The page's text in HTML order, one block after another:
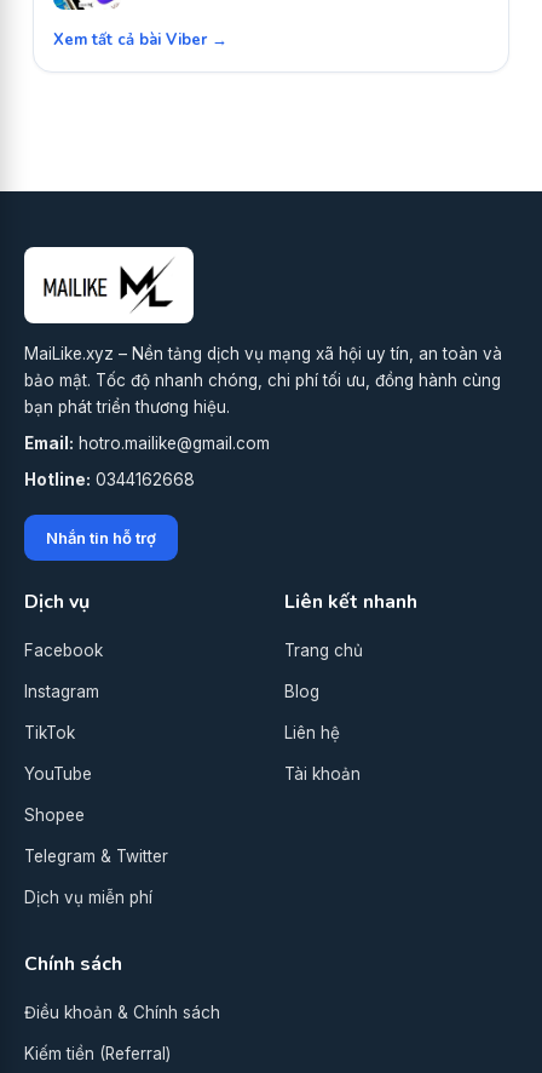
Xem tất cả bài Viber →
MaiLike.xyz – Nền tảng dịch vụ mạng xã hội uy tín, an toàn và
bảo mật. Tốc độ nhanh chóng, chi phí tối ưu, đồng hành cùng
bạn phát triển thương hiệu.
Email: hotro.mailike@gmail.com
Hotline: 0344162668
Nhắn tin hỗ trợ
Dịch vụ
Facebook
Instagram
TikTok
YouTube
Shopee
Telegram & Twitter
Dịch vụ miễn phí
Liên kết nhanh
Trang chủ
Blog
Liên hệ
Tài khoản
Chính sách
Điều khoản & Chính sách
Kiếm tiền (Referral)